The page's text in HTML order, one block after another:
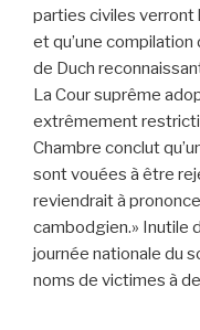
parties civiles verront
et qu’une
de Duch
La Cour suprême
extrêmement
Chambre conclut
sont vouées à être
reviendrait à
cambodgien.» Inutile
journée nationale du
noms de victimes à